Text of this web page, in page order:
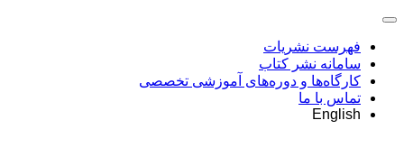
فهرست نشریات
سامانه نشر کتاب
کارگاه‌ها و دوره‌های آموزشی تخصصی
تماس با ما
English